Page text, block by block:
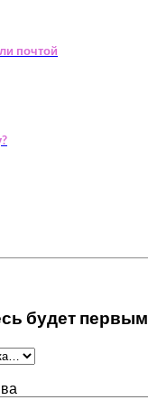
почтой
будет первым